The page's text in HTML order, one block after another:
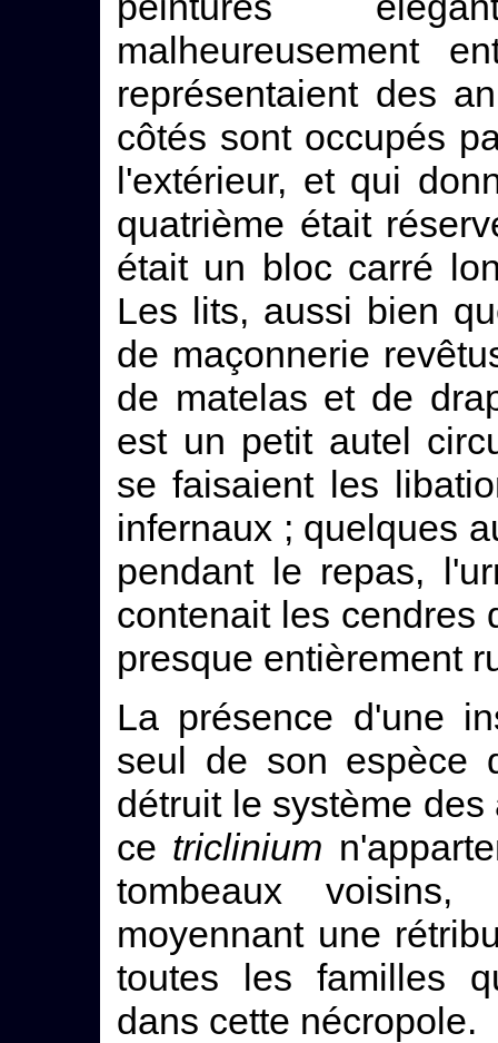
malheureusement
représentaient des
côtés sont occupés
l'extérieur, et qui
quatrième était
était un bloc carré
Les lits, aussi bien
de maçonnerie
de matelas et de
est un petit autel
se faisaient les
infernaux ; quelques
pendant le repas,
contenait les cendres
presque entièrement
La présence d'une
seul de son espèce
détruit le système
ce triclinium
tombeaux
moyennant une
toutes les familles
dans cette nécropole.